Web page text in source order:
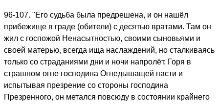
96-107. "Его судьба была предрешена, и он нашёл
прибежище в граде (обители) с десятью вратами. Там он
жил с госпожой Ненасытностью, своими сыновьями и
своей матерью, всегда ища наслаждений, но сталкиваясь
только со страданиями дни и ночи напролёт. Горя в
страшном огне господина Огнедышащей пасти и
испытывая презрение со стороны господина
Презренного, он метался повсюду в состоянии крайнего